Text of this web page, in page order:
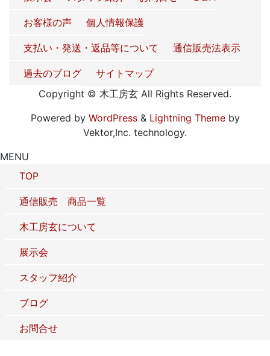
お客様の声 個人情報保護
支払い・発送・返品等について 通信販売法表示
過去のブログ
サイトマップ
Copyright © 木工房玄 All Rights Reserved.
Powered by WordPress& Lightning Themeby
Vektor,Inc. technology.
MENU
TOP
通信販売 商品一覧
木工房玄について
展示会
スタッフ紹介
ブログ
お問合せ